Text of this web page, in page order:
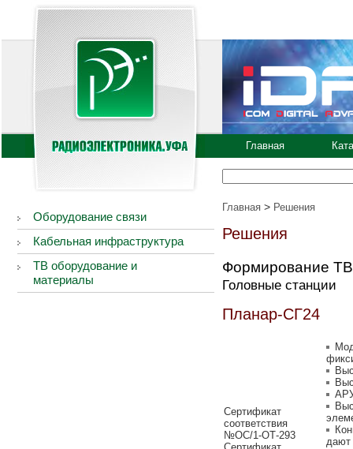
Главная
Оборудование связи
Кабельная инфраструктура
ТВ оборудование и
материалы
Главная > Решения
Решения
Формирование ТВ
Головные станции
Планар-СГ24
Сертификат
соответствия
№ОС/1-ОТ-293
дают